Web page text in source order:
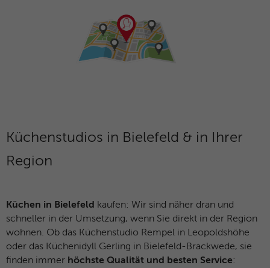
Küchenstudios in Bielefeld & in Ihrer
Region
Küchen in Bielefeld kaufen: Wir sind näher dran und
schneller in der Umsetzung, wenn Sie direkt in der Region
wohnen. Ob das Küchenstudio Rempel in Leopoldshöhe
oder das Küchenidyll Gerling in Bielefeld-Brackwede, sie
finden immer höchste Qualität und besten Service: